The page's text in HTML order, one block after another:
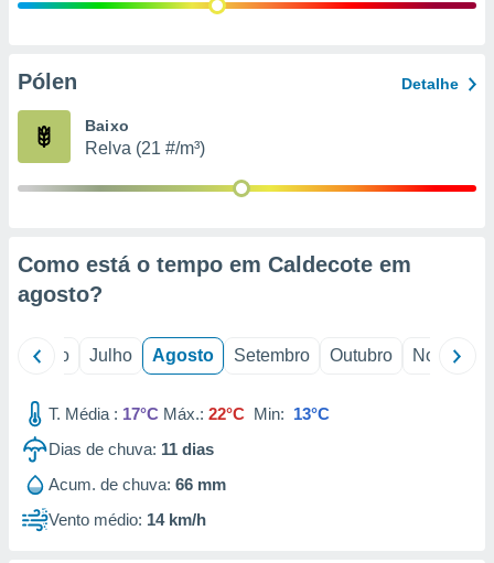
e
de
Pólen Detalhe
Baixo
Relva (21 #/m³)
Como está o tempo em Caldecote em
agosto?
Junho Julho Agosto Setembro Outubro Novembro
T. Média : 17°C Máx.: 22°C Min: 13°C
Dias de chuva: 11 dias
Acum. de chuva: 66 mm
Vento médio: 14 km/h